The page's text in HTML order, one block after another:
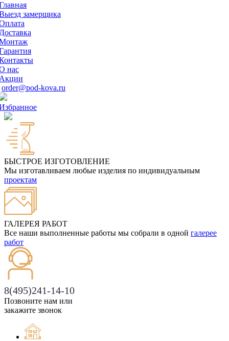
замерщика
нас
order@pod-kova.ru
БЫСТРОЕ ИЗГОТОВЛЕНИЕ
Мы изготавливаем любые изделия по индивидуальным
проектам
ГАЛЕРЕЯ РАБОТ
Все наши выполненные работы мы собрали в одной галерее
работ
8(495)241-14-10
Позвоните нам или
закажите звонок